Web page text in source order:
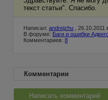
текст статьи". Спасибо.
Написал: andrejzhu , 26.10.2011
В форуме: Баги и ошибки
Комментариев: 8
Комментарии
Написать комментарий